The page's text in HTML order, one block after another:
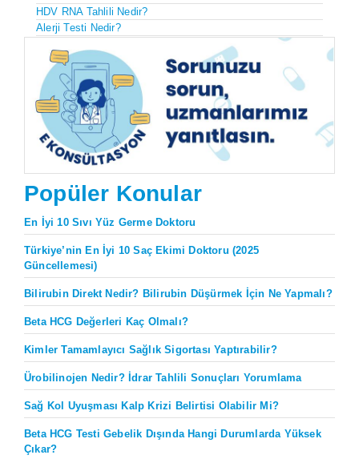
HDV RNA Tahlili Nedir?
Alerji Testi Nedir?
Popüler Konular
En İyi 10 Sıvı Yüz Germe Doktoru
Türkiye’nin En İyi 10 Saç Ekimi Doktoru (2025
Güncellemesi)
Bilirubin Direkt Nedir? Bilirubin Düşürmek İçin Ne Yapmalı?
Beta HCG Değerleri Kaç Olmalı?
Kimler Tamamlayıcı Sağlık Sigortası Yaptırabilir?
Ürobilinojen Nedir? İdrar Tahlili Sonuçları Yorumlama
Sağ Kol Uyuşması Kalp Krizi Belirtisi Olabilir Mi?
Beta HCG Testi Gebelik Dışında Hangi Durumlarda Yüksek
Çıkar?